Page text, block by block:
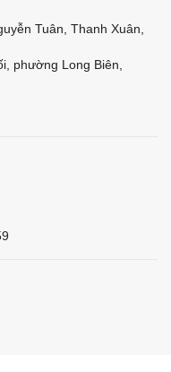
Tuân, Thanh Xuân,
phường Long Biên,